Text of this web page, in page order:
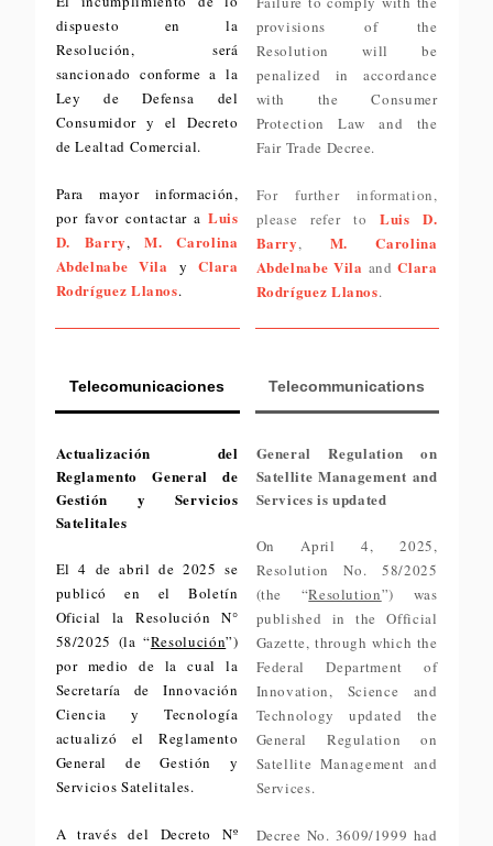
dispuesto en la
Resolución, será
sancionado conforme a la
Ley de Defensa del
Consumidor y el Decreto
de Lealtad Comercial.
Para mayor información,
por favor contactar a Luis
D. Barry,M. Carolina
Abdelnabe Vila yClara
Rodríguez Llanos.
provisions of the
Resolution will be
penalized in accordance
with the Consumer
Protection Law and the
Fair Trade Decree.
For further information,
please refer to Luis D.
Barry, M. Carolina
Abdelnabe Vila andClara
Rodríguez Llanos.
Telecomunicaciones Telecommunications
Actualización del
Reglamento General de
Gestión y Servicios
Satelitales
El 4 de abril de 2025 se
publicó en el Boletín
Oficial la Resolución N°
58/2025 (la “Resolución”)
por medio de la cual la
Secretaría de Innovación
Ciencia y Tecnología
actualizó el Reglamento
General de Gestión y
Servicios Satelitales.
A través del Decreto Nº
General Regulation on
Satellite Management and
Services is updated
On April 4, 2025,
Resolution No. 58/2025
(the “Resolution”) was
published in the Official
Gazette, through which the
Federal Department of
Innovation, Science and
Technology updated the
General Regulation on
Satellite Management and
Services.
Decree No. 3609/1999 had